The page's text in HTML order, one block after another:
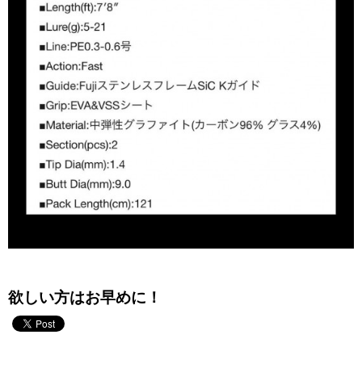
欲しい方はお早めに！